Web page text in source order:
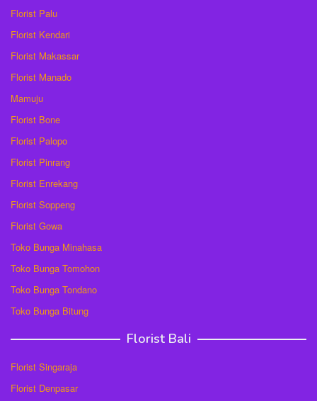
Florist Palu
Florist Kendari
Florist Makassar
Florist Manado
Mamuju
Florist Bone
Florist Palopo
Florist Pinrang
Florist Enrekang
Florist Soppeng
Florist Gowa
Toko Bunga Minahasa
Toko Bunga Tomohon
Toko Bunga Tondano
Toko Bunga Bitung
Florist Bali
Florist Singaraja
Florist Denpasar